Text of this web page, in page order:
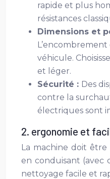
rapide et plus
résistances
Dimensions et
véhicule.
et léger.
Sécurité : Des
contre la
électriques sont
2. ergonomie et
La machine doit être
en conduisant (avec
nettoyage facile et